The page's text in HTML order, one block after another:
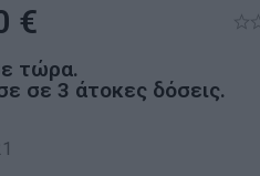
€
τώρα.
σε 3 άτοκες δόσεις.